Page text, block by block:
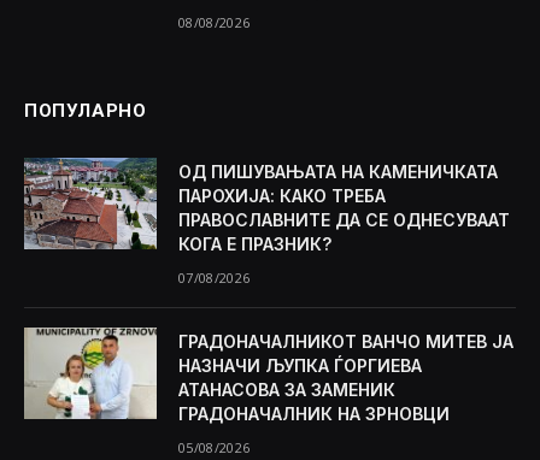
08/08/2026
ПОПУЛАРНО
ОД ПИШУВАЊАТА НА КАМЕНИЧКАТА
ПАРОХИЈА: КАКО ТРЕБА
ПРАВОСЛАВНИТЕ ДА СЕ ОДНЕСУВААТ
КОГА Е ПРАЗНИК?
07/08/2026
ГРАДОНАЧАЛНИКОТ ВАНЧО МИТЕВ ЈА
НАЗНАЧИ ЉУПКА ЃОРГИЕВА
АТАНАСОВА ЗА ЗАМЕНИК
ГРАДОНАЧАЛНИК НА ЗРНОВЦИ
05/08/2026